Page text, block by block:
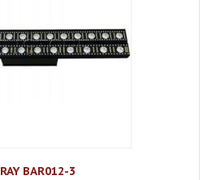
BAR012-3